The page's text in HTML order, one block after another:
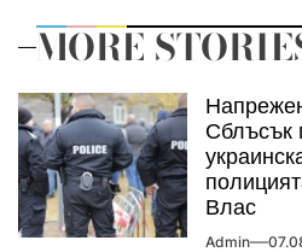
MORE
Сблъсък
Влас
Admin